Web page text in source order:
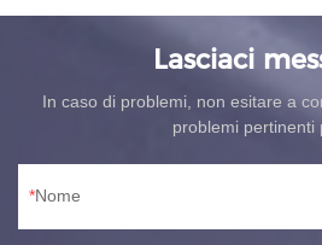
Lasciaci
In caso di problemi, non esitare a
problemi pertinenti
Nome